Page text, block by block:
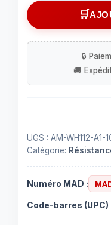
Potentiomètre
d’ajustement
180
degrés
-
UGS : AM-WH112-A1-
Catégorie:
Numéro MAD :
Code-barres (UPC)